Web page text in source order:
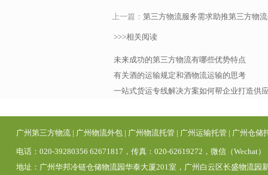
上一篇： 第三方物流服务需求助推第三方物
>>>相关阅读
未来成功的第三方物流有哪些优势特点
有关酒的运输规定和酒物流运输的思考
一站式货运专线解决方案如何帮企业打造供
广州第三方物流 | 广州物流外包 | 广州物流托管 | 广州运输托管 | 广州仓储
电话：020-39280356 62671817，传真：020-62619272，微信（Wechat
地址：广州华邦冷链仓储物流园华泰大厦201室，广州白云区长盛物流园